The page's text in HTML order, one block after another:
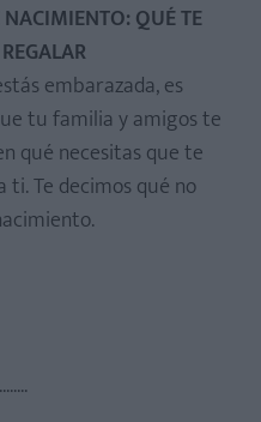
NACIMIENTO: QUÉ TE
embarazada, es
tu familia y amigos te
qué necesitas que te
Te decimos qué no